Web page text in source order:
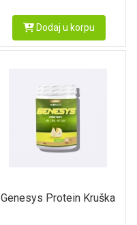
Dodaj u korpu
Genesys Protein Kruška